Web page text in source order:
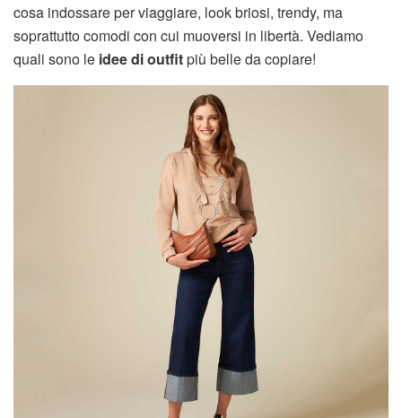
cosa indossare per viaggiare, look briosi, trendy, ma
soprattutto comodi con cui muoversi in libertà. Vediamo
quali sono le idee di outfitpiù belle da copiare!